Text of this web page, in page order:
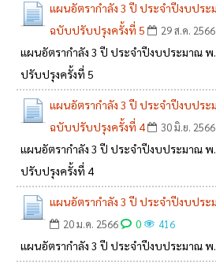
แผนอัตรากำลัง 3 ปี ประจำปีงบประ
ฉบับปรับปรุงครั้งที่ 5
29 ส.ค. 2566
แผนอัตรากำลัง 3 ปี ประจำปีงบประมาณ
ปรับปรุงครั้งที่ 5
แผนอัตรากำลัง 3 ปี ประจำปีงบประ
ฉบับปรับปรุงครั้งที่ 4
30 มิ.ย. 2566
แผนอัตรากำลัง 3 ปี ประจำปีงบประมาณ
ปรับปรุงครั้งที่ 4
แผนอัตรากำลัง 3 ปี ประจำปีงบประ
20 ม.ค. 2566 0 416
แผนอัตรากำลัง 3 ปี ประจำปีงบประมาณ พ